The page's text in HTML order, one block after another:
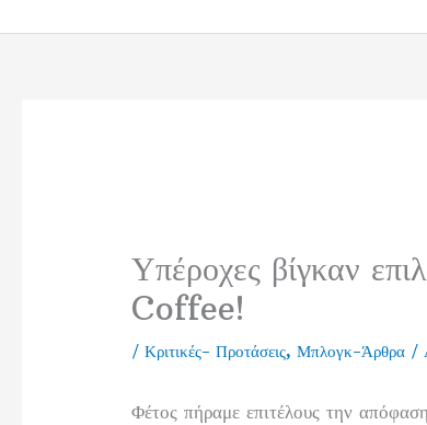
Υπέροχες βίγκαν
Coffee!
/Κριτικές- Προτάσεις,Μπλογκ-Άρθρα /
Φέτος πήραμε επιτέλους την